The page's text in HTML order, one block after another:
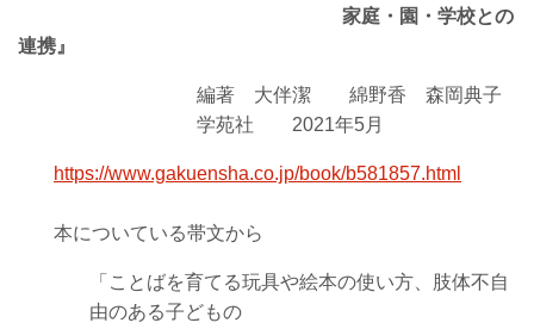
家庭・園・学校との
連携』
編著 大伴潔 綿野香 森岡典子
学苑社 2021年5月
https://www.gakuensha.co.jp/book/b581857.html
本についている帯文から
「ことばを育てる玩具や絵本の使い方、肢体不自
由のある子どもの